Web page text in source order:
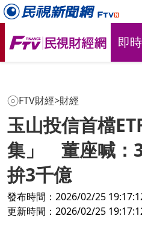
即
FTV財經>財經
玉山投信首檔
集」 董座喊：
拚3千億
發布時間：2026/02/25
更新時間：2026/02/25